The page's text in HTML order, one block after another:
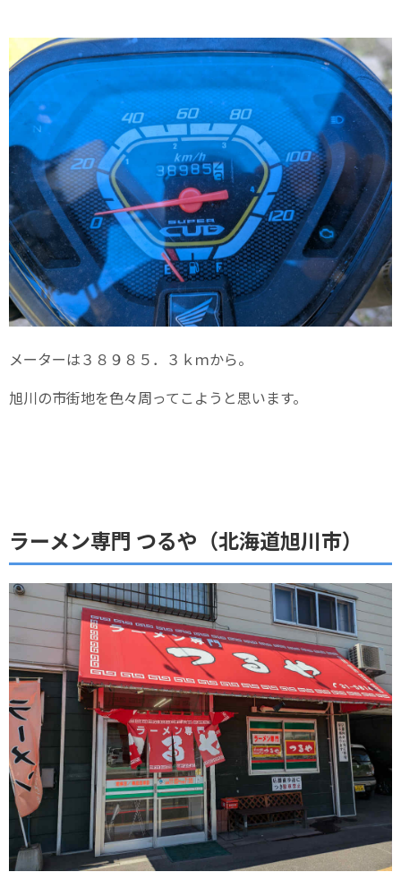
メーターは３８９８５．３ｋｍから。
旭川の市街地を色々周ってこようと思います。
ラーメン専門 つるや（北海道旭川市）